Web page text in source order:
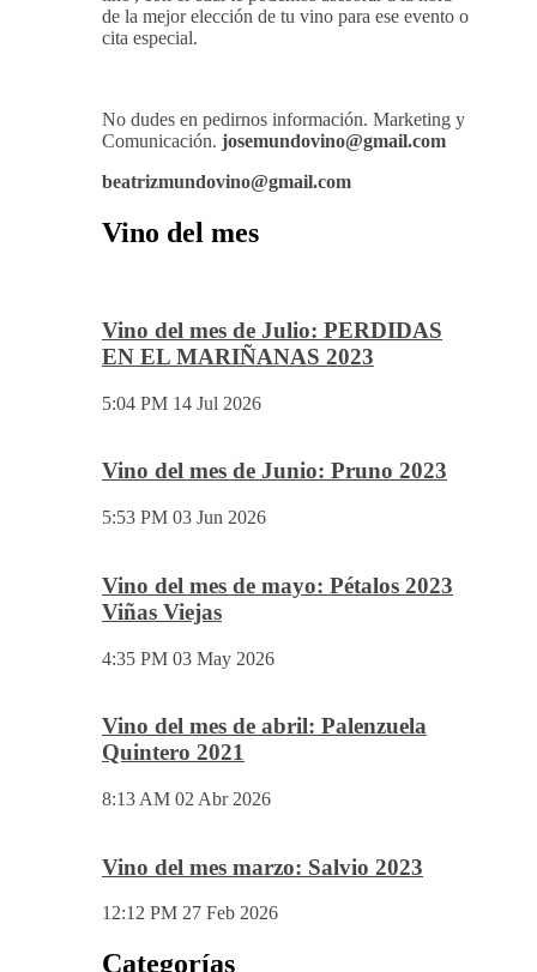
cita especial.
Comunicación.josemundovino@gmail.com
Vino del mes
5:53 PM 03 Jun 2026
Vino del mes de mayo: Pétalos 2023
4:35 PM 03 May 2026
Vino del mes marzo: Salvio 2023